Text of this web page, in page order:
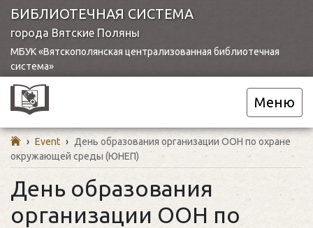
БИБЛИОТЕЧНАЯ СИСТЕМА
города Вятские Поляны
МБУК «Вятскополянская централизованная библиотечная
система»
Меню
› Event › День образования организации ООН по охране
окружающей среды (ЮНЕП)
День образования
организации ООН по